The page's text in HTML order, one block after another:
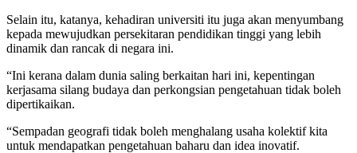
Selain itu, katanya, kehadiran universiti itu juga akan menyumbang
kepada mewujudkan persekitaran pendidikan tinggi yang lebih
dinamik dan rancak di negara ini.
“Ini kerana dalam dunia saling berkaitan hari ini, kepentingan
kerjasama silang budaya dan perkongsian pengetahuan tidak boleh
dipertikaikan.
“Sempadan geografi tidak boleh menghalang usaha kolektif kita
untuk mendapatkan pengetahuan baharu dan idea inovatif.